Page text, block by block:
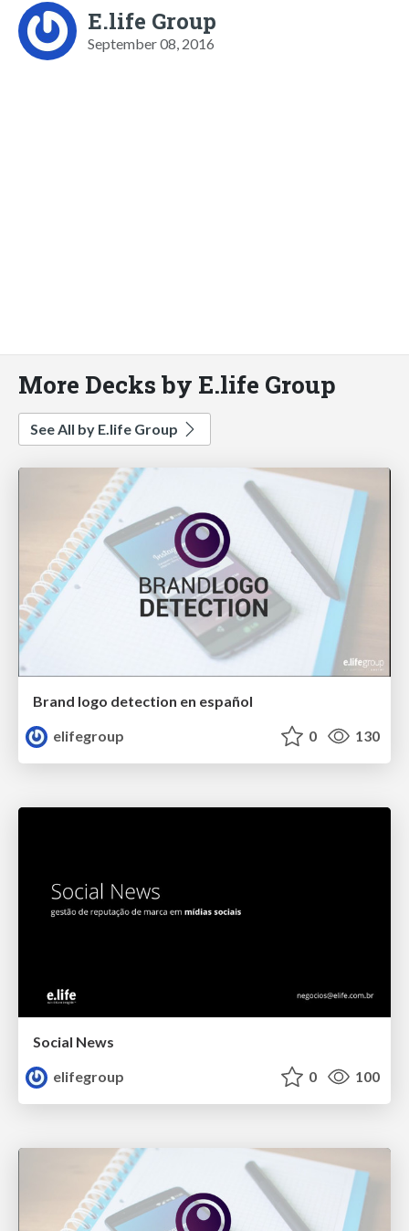
E.life Group
September 08, 2016
More Decks by E.life Group
See All by E.life Group
Brand logo detection en español
elifegroup
0 130
Social News
elifegroup
0 100